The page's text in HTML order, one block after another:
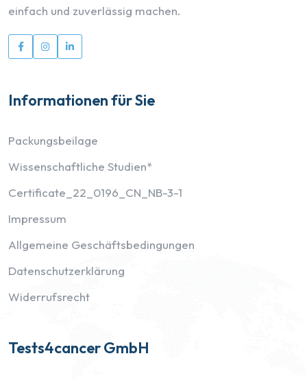
einfach und zuverlässig machen.
Informationen für Sie
Packungsbeilage
Wissenschaftliche Studien*
Certificate_22_0196_CN_NB-3-1
Impressum
Allgemeine Geschäftsbedingungen
Datenschutzerklärung
Widerrufsrecht
Tests4cancer GmbH